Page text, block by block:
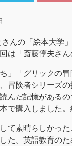
んの「絵本大学
は「斎藤惇夫さん
」「グリックの
冒険者シリーズ
んだ記憶がある
で購入しました
て素晴らしかっ
た。英語教育の